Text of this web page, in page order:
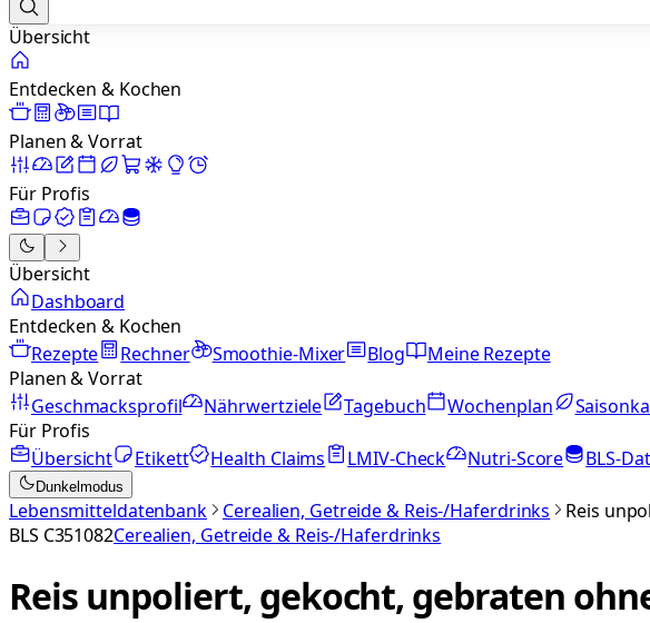
Übersicht
Entdecken & Kochen
Planen & Vorrat
Für Profis
Übersicht
Dashboard
Entdecken & Kochen
Rezepte
Rechner Smoothie-Mixer Blog
Meine Rezepte
Planen & Vorrat
Geschmacksprofil
Nährwertziele Tagebuch Wochenplan
Für Profis
Übersicht
Etikett Health Claims LMIV-Check Nutri-Score BLS-
Dunkelmodus
Lebensmitteldatenbank Cerealien, Getreide & Reis-/Haferdrinks
Reis
BLS C351082Cerealien, Getreide & Reis-/Haferdrinks
Reis unpoliert, gekocht, gebraten